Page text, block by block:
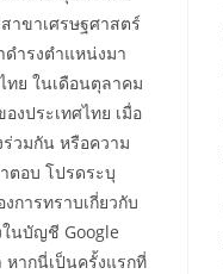
าขาเศรษฐศาสตร์
ำรงตำแหน่งมา
ย ในเดือนตุลาคม
งประเทศไทย เมื่อ
วมกัน หรือความ
ตอบ โปรดระบุ
การทราบเกี่ยวกับ
นบัญชี Google
ากนี่เป็นครั้งแรกที่